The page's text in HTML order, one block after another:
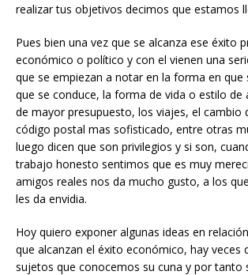
realizar tus objetivos decimos que estamos
Pues bien una vez que se alcanza ese éxito
económico o político y con el vienen una
que se empiezan a notar en la forma en que
que se conduce, la forma de vida o estilo de
de mayor presupuesto, los viajes, el cambio
código postal mas sofisticado, entre otras
luego dicen que son privilegios y si son,
trabajo honesto sentimos que es muy
amigos reales nos da mucho gusto, a los
les da envidia.
Hoy quiero exponer algunas ideas en
que alcanzan el éxito económico, hay veces
sujetos que conocemos su cuna y por tanto